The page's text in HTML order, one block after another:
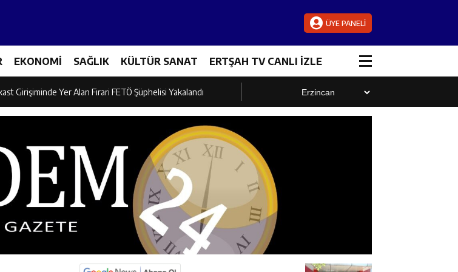
ÜYE PANELİ
EKONOMİ SAĞLIK KÜLTÜR SANAT ERTŞAH TV CANLI İZLE
Buluştu
Girişiminde Yer Alan Firari FETÖ Şüphelisi Yakalandı
Konuk Oldu